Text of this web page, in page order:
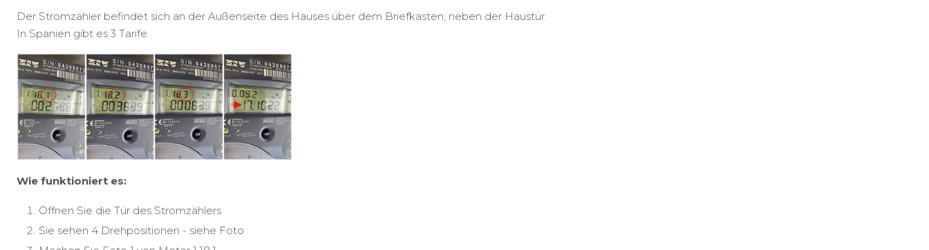
Der Stromzähler befindet sich an der Außenseite des Hauses über dem Briefkasten, neben der Haustür.
In Spanien gibt es 3 Tarife.
Wie funktioniert es:
Öffnen Sie die Tür des Stromzählers
Sie sehen 4 Drehpositionen - siehe Foto